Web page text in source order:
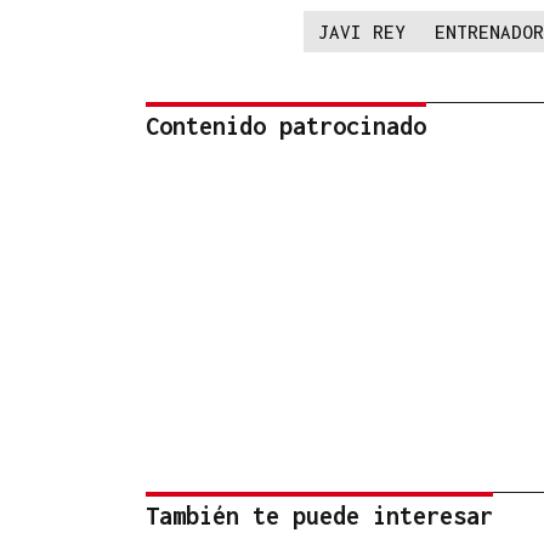
JAVI REY
Contenido patrocinado
También te puede interesar